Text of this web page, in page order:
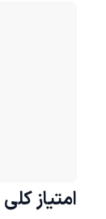
امتیاز کلی